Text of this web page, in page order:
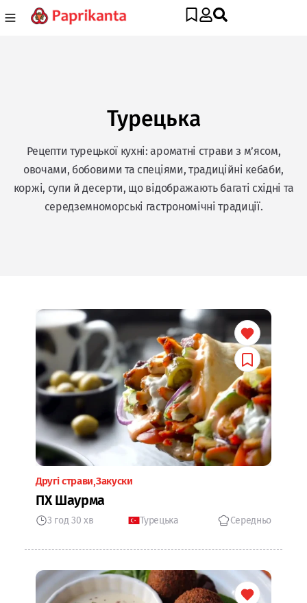
Турецька
Рецепти турецької кухні: ароматні страви з м’ясом,
овочами, бобовими та спеціями, традиційні кебаби,
коржі, супи й десерти, що відображають багаті східні та
середземноморські гастрономічні традиції.
Другі страви Закуски
ПХ Шаурма
3 год 30 хв Турецька Середньо